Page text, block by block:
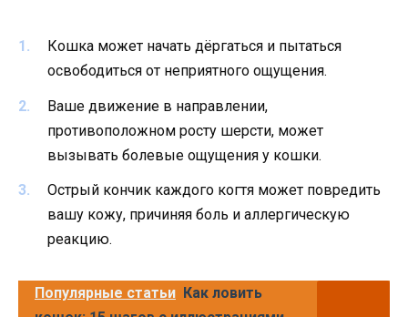
Кошка может начать дёргаться и пытаться
освободиться от неприятного ощущения.
Ваше движение в направлении,
противоположном росту шерсти, может
вызывать болевые ощущения у кошки.
Острый кончик каждого когтя может повредить
вашу кожу, причиняя боль и аллергическую
реакцию.
Популярные статьи Как ловить